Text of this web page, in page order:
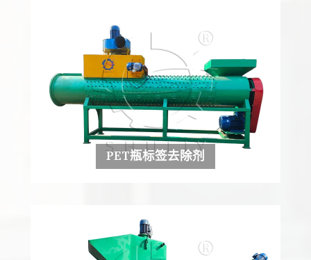
PET瓶标签去除剂